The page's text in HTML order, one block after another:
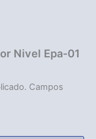
Nivel Epa-01
Campos